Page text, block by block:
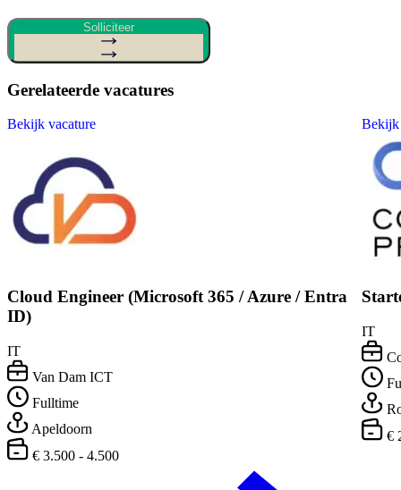
voorwaarden*
Solliciteer
Gerelateerde vacatures
Bekijk vacature
Cloud Engineer (Microsoft 365 / Azure / Entra
ID)
IT
Van Dam ICT
Fulltime
Apeldoorn
€ 3.500 - 4.500
Bekijk
IT
€